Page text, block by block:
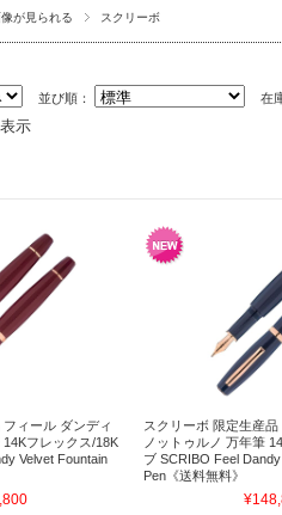
が見られる スクリーボ
並び順： 在
示
ィール ダンディ
フレックス/18K
Velvet Fountain
スクリーボ 限定生産
ノットゥルノ 万年筆
ブ SCRIBO Feel
Pen《送料無料》